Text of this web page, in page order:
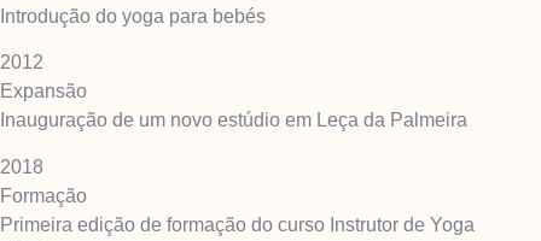
Introdução do yoga para bebés
2012
Expansão
Inauguração de um novo estúdio em Leça da Palmeira
2018
Formação
Primeira edição de formação do curso Instrutor de Yoga